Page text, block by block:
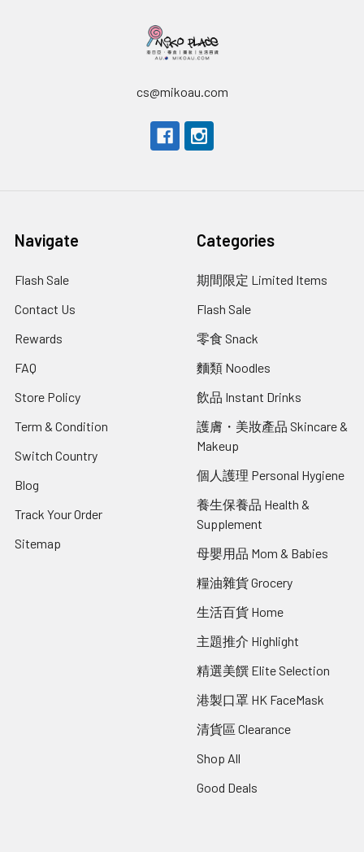
cs@mikoau.com
Navigate
Flash Sale
Contact Us
Rewards
FAQ
Store Policy
Term & Condition
Switch Country
Blog
Track Your Order
Sitemap
Categories
期間限定 Limited Items
Flash Sale
零食 Snack
麵類 Noodles
飲品 Instant Drinks
護膚・美妝產品 Skincare &
Makeup
個人護理 Personal Hygiene
養生保養品 Health &
Supplement
母嬰用品 Mom & Babies
糧油雜貨 Grocery
生活百貨 Home
主題推介 Highlight
精選美饌 Elite Selection
港製口罩 HK FaceMask
清貨區 Clearance
Shop All
Good Deals